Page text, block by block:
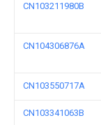
CN103211980B
CN104306876A
CN103550717A
CN103341063B